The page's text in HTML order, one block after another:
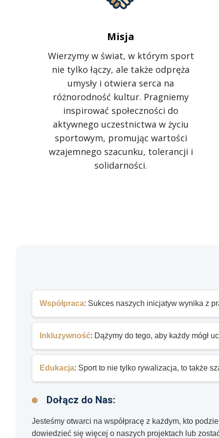
Misja
Wierzymy w świat, w którym sport
nie tylko łączy, ale także odpręża
umysły i otwiera serca na
różnorodność kultur. Pragniemy
inspirować społeczności do
aktywnego uczestnictwa w życiu
sportowym, promując wartości
wzajemnego szacunku, tolerancji i
solidarności.
Współpraca: Sukces naszych inicjatyw wynika z
Inkluzywność: Dążymy do tego, aby każdy mógł
Edukacja: Sport to nie tylko rywalizacja, to także
Dołącz do Nas:
Jesteśmy otwarci na współpracę z każdym, kto
dowiedzieć się więcej o naszych projektach lub